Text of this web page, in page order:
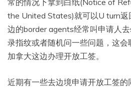
常的情况下拿到白纸(Notice of
the United States)就可以U turn返
边的border agents经常叫申请人
录指纹或者随机问一些问题，这
加拿大这边办理开放工签。
近期有一些去边境申请开放工签